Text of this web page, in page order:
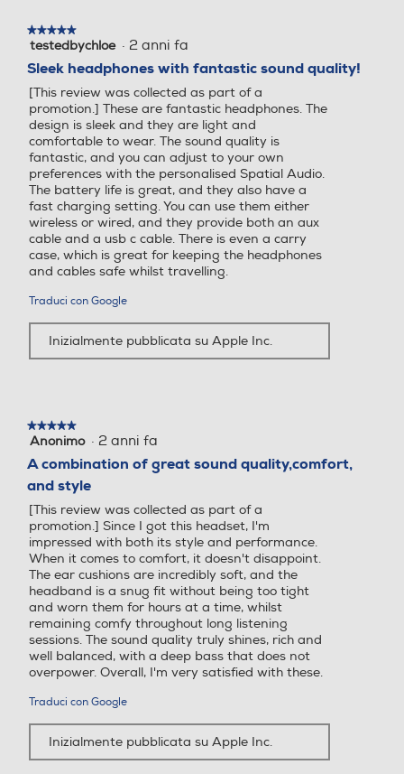
★★★★★
★★★★★
5
stelle.
testedbychloe · 2 anni fa
Sleek headphones with fantastic sound quality!
[This review was collected as part of a
promotion.] These are fantastic headphones. The
design is sleek and they are light and
comfortable to wear. The sound quality is
fantastic, and you can adjust to your own
preferences with the personalised Spatial Audio.
The battery life is great, and they also have a
fast charging setting. You can use them either
wireless or wired, and they provide both an aux
cable and a usb c cable. There is even a carry
case, which is great for keeping the headphones
and cables safe whilst travelling.
Traduci con Google
Inizialmente pubblicata su Apple Inc.
★★★★★
★★★★★
5
5
stelle.
Anonimo · 2 anni fa
A combination of great sound quality,comfort,
and style
[This review was collected as part of a
promotion.] Since I got this headset, I'm
impressed with both its style and performance.
When it comes to comfort, it doesn't disappoint.
The ear cushions are incredibly soft, and the
headband is a snug fit without being too tight
and worn them for hours at a time, whilst
remaining comfy throughout long listening
sessions. The sound quality truly shines, rich and
well balanced, with a deep bass that does not
overpower. Overall, I'm very satisfied with these.
Traduci con Google
Inizialmente pubblicata su Apple Inc.